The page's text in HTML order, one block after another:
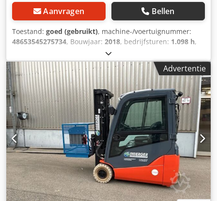
Aanvragen Bellen
Toestand: goed (gebruikt), machine-/voertuignummer:
48653545275734, Bouwjaar: 2018, bedrijfsturen: 1.098 h,
, hefhoogte:
brandstoftype:elektrisch, masttype:overig, totaalgewicht:
2.980 kg, 4745051 Dedpfxozqb Aro Am Sewa De Toyota
8FBE16T - FSW 6000 elektrische vorkheftruck is een
krachtige en veelzijdige oplossing voor het intern en extern
transporteren van materialen. Met een nominale
draagkracht van 1.600 kg en een gemiddelde hefhoogte
van 6 meter biedt hij de...
Advertentie